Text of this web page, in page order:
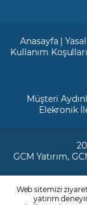
Anasayfa |
Kullanım Koşulları
Müşteri
Elekronik
GCM Yatırım,
Web sitemizi
yatırım